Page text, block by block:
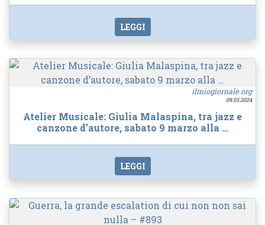
LEGGI
ilmiogiornale.org
09.03.2024
Atelier Musicale: Giulia Malaspina, tra jazz e
canzone d’autore, sabato 9 marzo alla …
LEGGI